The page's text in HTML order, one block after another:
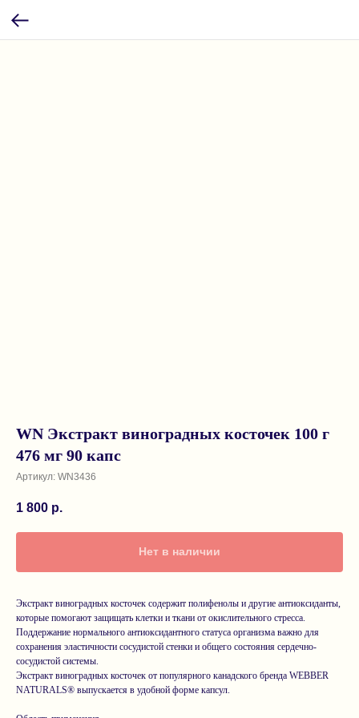
WN Экстракт виноградных косточек 100 г
476 мг 90 капс
Артикул: WN3436
1 800 р.
Нет в наличии
Экстракт виноградных косточек содержит полифенолы и другие антиоксиданты,
которые помогают защищать клетки и ткани от окислительного стресса.
Поддержание нормального антиоксидантного статуса организма важно для
сохранения эластичности сосудистой стенки и общего состояния сердечно-
сосудистой системы.
Экстракт виноградных косточек от популярного канадского бренда WEBBER
NATURALS® выпускается в удобной форме капсул.